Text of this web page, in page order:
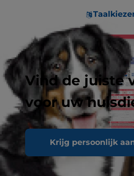
Vind de juiste
voor uw
Krijg persoonlijk